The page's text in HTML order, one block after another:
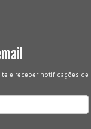
e receber notificações de